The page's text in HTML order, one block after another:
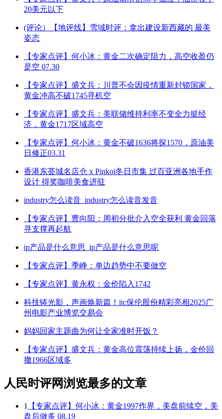
20美元以下
(评论）【地评线】雪域时评：拿出建设新西藏的 最美
姿态
【专家点评】何小冰：黄金二次确定阻力，高空收盈仍
是空 07.30
【专家点评】盛文兵：川普不会因疫情重新封锁国家，
黄金冲高不破1745寻机空
【专家点评】盛文兵：美联储维持利率不变全力挺经
济，黄金1717区域高空
【专家点评】何小冰：黄金不破1636将探1570，原油美
日修正03.31
香港东荟城名店仓 x Pinkoi冬日市集 过百亚洲各地手作
设计 得奖咖啡美食进驻
industry怎么读音_industry怎么读音发音
【专家点评】曹向阳：周初分批介入空全获利 黄金回落
寻支撑再起航
ip产品是什么意思_ip产品是什么意思呢
【专家点评】季峥：单边趋势中不要做空
【专家点评】黄永权：金价陷入1742
科技铸光影，声画焕新篇！itc保伦股份精彩亮相2025广
州电影产业博览交易会
妈妈回家主题曲为何让全家准时开饭？
【专家点评】盛文兵：黄金高位震荡持续上扬，金价回
撤1966区域多
人民时评网浏览最多的文章
1
【专家点评】何小冰：黄金1997作界，美盘前续空，美
盘后做多 08.19